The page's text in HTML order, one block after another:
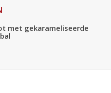
met gekarameliseerde